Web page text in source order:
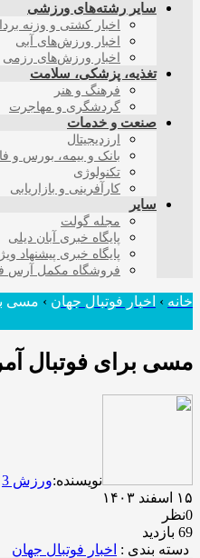
سایر رشته‌های ورزشی
اخبار کشتی و وزنه
اخبار ورزش‌های آبی
اخبار ورزش‌های رزمی
تغذیه، پزشکی، سلامت
فرهنگ و هنر
گردشگری و مهاجرت
صنعت و خدمات
ارزدیجیتال
بانک و بیمه، بورس و
تکنولوژی
کارآفرینی و بازاریابی
سایر
مجله گولت
پایگاه خبری آبان دیلی
پایگاه خبری پیشنهاد
فروشگاه مکمل آرس
خانه › اخبار فوتبال جهان › مسی
مسی برای فوتبال
نویسنده:ورزش 3
۱۵ اسفند ۱۴۰۳
0نظر
69 بازدید
دسته بندی : اخبار فوتبال جهان